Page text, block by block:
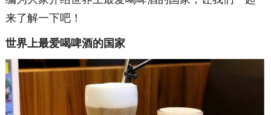
来了解一下吧！
世界上最爱喝啤酒的国家